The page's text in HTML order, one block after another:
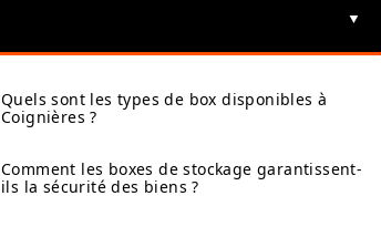
Quels sont les types de box disponibles à
Coignières ?
Comment les boxes de stockage garantissent-
ils la sécurité des biens ?